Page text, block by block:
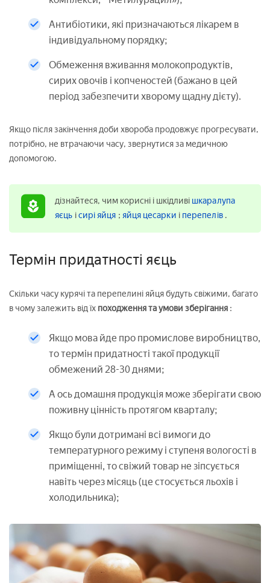
Антибіотики, які призначаються лікарем в
індивідуальному порядку;
Обмеження вживання молокопродуктів,
сирих овочів і копченостей (бажано в цей
період забезпечити хворому щадну дієту).
Якщо після закінчення доби хвороба продовжує прогресувати,
потрібно, не втрачаючи часу, звернутися за медичною
допомогою.
дізнайтеся, чим корисні і шкідливі шкаралупа
яєць ісирі яйця ; яйця цесарки і перепелів .
Термін придатності яєць
Скільки часу курячі та перепелині яйця будуть свіжими, багато
в чому залежить від їх походження та умови зберігання :
Якщо мова йде про промислове виробництво,
то термін придатності такої продукції
обмежений 28-30 днями;
А ось домашня продукція може зберігати свою
поживну цінність протягом кварталу;
Якщо були дотримані всі вимоги до
температурного режиму і ступеня вологості в
приміщенні, то свіжий товар не зіпсується
навіть через місяць (це стосується льохів і
холодильника);